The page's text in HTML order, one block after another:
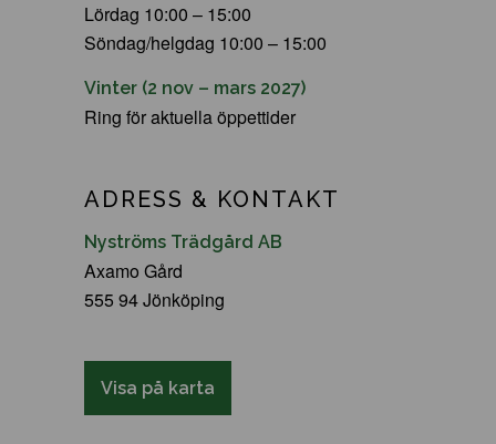
Lördag 10:00 – 15:00
Söndag/helgdag 10:00 – 15:00
Vinter (2 nov – mars 2027)
Ring för aktuella öppettider
ADRESS & KONTAKT
Nyströms Trädgård AB
Axamo Gård
555 94 Jönköping
Visa på karta